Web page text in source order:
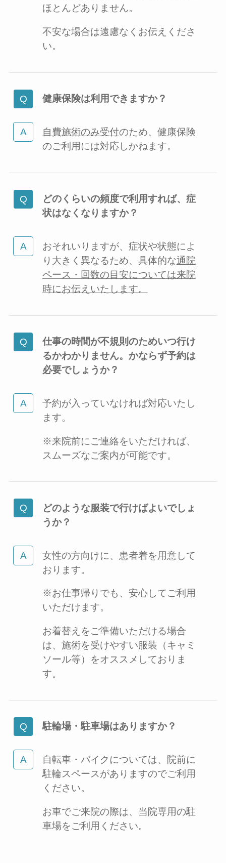
ほとんどありません。
不安な場合は遠慮なくお伝えくださ
い。
健康保険は利用できますか？
自費施術のみ受付のため、健康保険
のご利用には対応しかねます。
どのくらいの頻度で利用すれば、症
状はなくなりますか？
おそれいりますが、症状や状態によ
り大きく異なるため、具体的な通院
ペース・回数の目安については来院
時にお伝えいたします。
仕事の時間が不規則のためいつ行け
るかわかりません。かならず予約は
必要でしょうか？
予約が入っていなければ対応いたし
ます。
※来院前にご連絡をいただければ、
スムーズなご案内が可能です。
どのような服装で行けばよいでしょ
うか？
女性の方向けに、患者着を用意して
おります。
※お仕事帰りでも、安心してご利用
いただけます。
お着替えをご準備いただける場合
は、施術を受けやすい服装（キャミ
ソール等）をオススメしておりま
す。
駐輪場・駐車場はありますか？
自転車・バイクについては、院前に
駐輪スペースがありますのでご利用
ください。
お車でご来院の際は、当院専用の駐
車場をご利用ください。